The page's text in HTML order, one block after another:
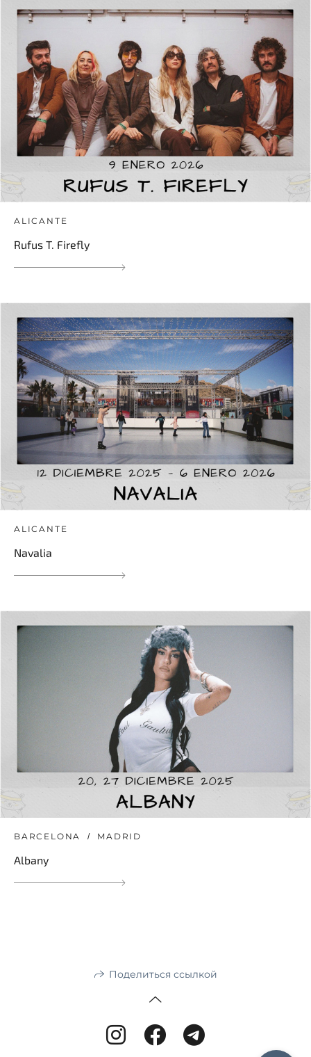
ALICANTE
Rufus T. Firefly
ALICANTE
Navalia
BARCELONA MADRID
Albany
Поделиться ссылкой